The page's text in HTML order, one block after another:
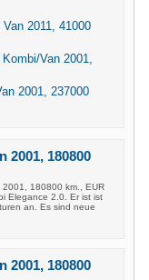
2011, 41000
Van 2001,
2001, 237000
2001, 180800
180800 km., EUR
Elegance 2.0. Er ist ist
an. Es sind neue
2001, 180800